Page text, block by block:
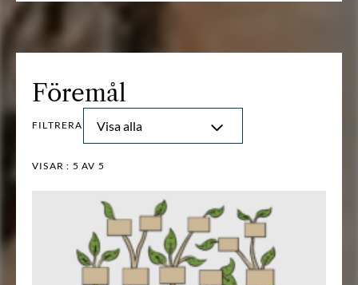
Föremål
FILTRERA Visa alla
VISAR : 5 AV 5